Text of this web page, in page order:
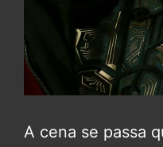
A cena se passa